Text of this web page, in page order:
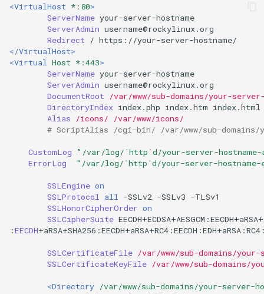
<VirtualHost *:80>
ServerName
ServerAdmin
Redirect
/
</VirtualHost>
<Virtual
Host *:443>
ServerName
ServerAdmin
DocumentRoot
/var/www/sub-domains/your-
DirectoryIndex index.php index.htm
Alias
/icons/
/var/www/icons/
# ScriptAlias /cgi-bin/ /var/www/sub-domains/
CustomLog
"/var/log/`http`d/your-server-hostname-
ErrorLog
"/var/log/`http`d/your-server-
SSLEngine on
SSLProtocol
all -SSLv2 -SSLv3
SSLHonorCipherOrder on
SSLCipherSuite
:EECDH
SSLCertificateFile /var/www/sub-domains/
SSLCertificateKeyFile /var/www/sub-domains/
<Directory /var/www/sub-domains/your-server-